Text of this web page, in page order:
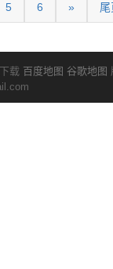
5 6 » 尾
载 百度地图 谷歌地图